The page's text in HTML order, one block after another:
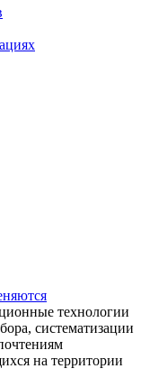
технологии
систематизации
на территории